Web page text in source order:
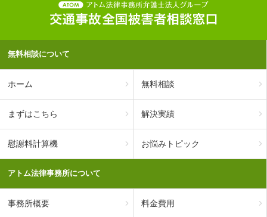
無料相談について
ホーム 無料相談
まずはこちら 解決実績
慰謝料計算機 お悩みトピック
アトム法律事務所について
事務所概要 料金費用